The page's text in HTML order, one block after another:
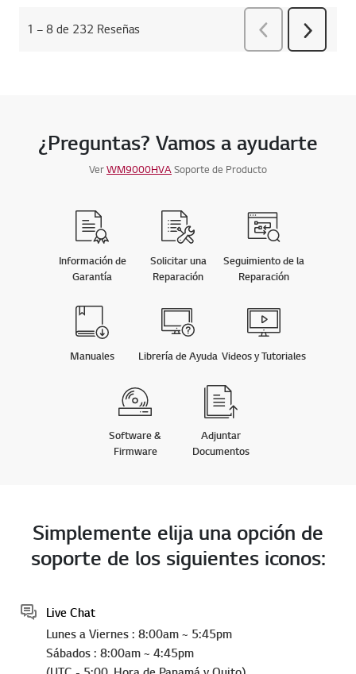
¿Preguntas? Vamos a ayudarte
VerWM9000HVA Soporte de Producto
Información de
Garantía
Solicitar una
Reparación
Seguimiento de la
Reparación
Manuales Librería de Ayuda Videos y Tutoriales
Software &
Firmware
Adjuntar
Documentos
Simplemente elija una opción de
soporte de los siguientes iconos:
Live Chat
Lunes a Viernes : 8:00am ~ 5:45pm
Sábados : 8:00am ~ 4:45pm